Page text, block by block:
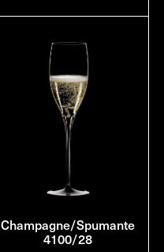
Champagne/Spumante
4100/28